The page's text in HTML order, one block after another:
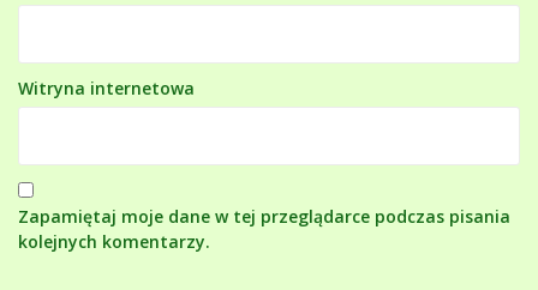
Witryna internetowa
Zapamiętaj moje dane w tej przeglądarce podczas pisania
kolejnych komentarzy.